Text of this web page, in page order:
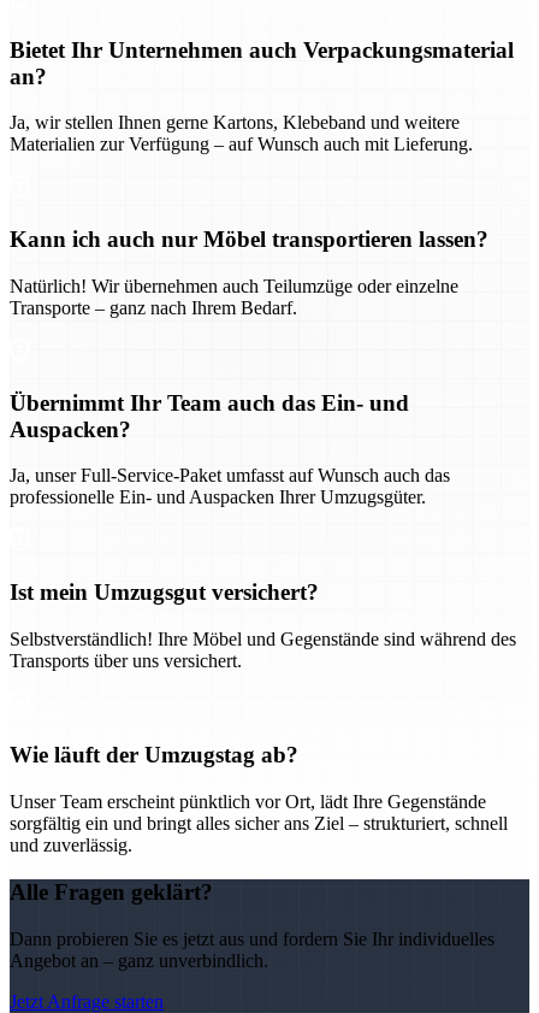
Bietet Ihr Unternehmen auch Verpackungsmaterial
an?
Ja, wir stellen Ihnen gerne Kartons, Klebeband und weitere
Materialien zur Verfügung – auf Wunsch auch mit Lieferung.
Kann ich auch nur Möbel transportieren lassen?
Natürlich! Wir übernehmen auch Teilumzüge oder einzelne
Transporte – ganz nach Ihrem Bedarf.
Übernimmt Ihr Team auch das Ein- und
Auspacken?
Ja, unser Full-Service-Paket umfasst auf Wunsch auch das
professionelle Ein- und Auspacken Ihrer Umzugsgüter.
Ist mein Umzugsgut versichert?
Selbstverständlich! Ihre Möbel und Gegenstände sind während des
Transports über uns versichert.
Wie läuft der Umzugstag ab?
Unser Team erscheint pünktlich vor Ort, lädt Ihre Gegenstände
sorgfältig ein und bringt alles sicher ans Ziel – strukturiert, schnell
und zuverlässig.
Alle Fragen geklärt?
Dann probieren Sie es jetzt aus und fordern Sie Ihr individuelles
Angebot an – ganz unverbindlich.
Jetzt Anfrage starten